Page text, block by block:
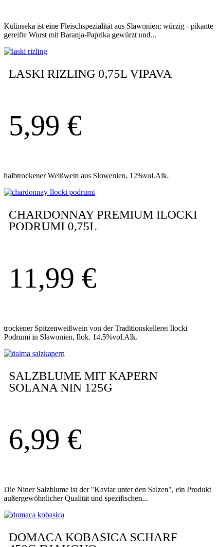
Kulinseka ist eine Fleischspezialität aus Slawonien; würzig - pikante
gereifte Wurst mit Baranja-Paprika gewürzt und...
LASKI RIZLING 0,75L VIPAVA
5,99 €
halbtrockener Weißwein aus Slowenien, 12%vol.Alk.
CHARDONNAY PREMIUM ILOCKI
PODRUMI 0,75L
11,99 €
trockener Spitzenweißwein von der Traditionskellerei Ilocki
Podrumi in Slawonien, Ilok. 14,5%vol.Alk.
SALZBLUME MIT KAPERN
SOLANA NIN 125G
6,99 €
Die Niner Salzblume ist der "Kaviar unter den Salzen", ein Produkt
außergewöhnlicher Qualität und spezifischen...
DOMACA KOBASICA SCHARF